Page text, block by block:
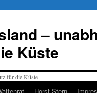
–
Küste